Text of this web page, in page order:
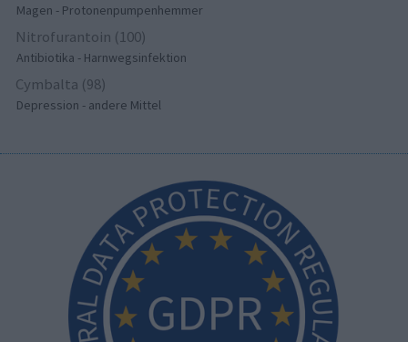
Magen - Protonenpumpenhemmer
Nitrofurantoin (100)
Antibiotika - Harnwegsinfektion
Cymbalta (98)
Depression - andere Mittel